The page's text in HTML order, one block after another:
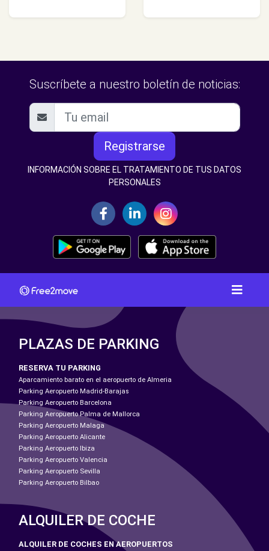
Suscríbete a nuestro boletín de noticias:
Registrarse
INFORMACIÓN SOBRE EL TRATAMIENTO DE TUS DATOS
PERSONALES
PLAZAS DE PARKING
RESERVA TU PARKING
Aparcamiento barato en el aeropuerto de Almeria
Parking Aeropuerto Madrid-Barajas
Parking Aeropuerto Barcelona
Parking Aeropuerto Palma de Mallorca
Parking Aeropuerto Malaga
Parking Aeropuerto Alicante
Parking Aeropuerto Ibiza
Parking Aeropuerto Valencia
Parking Aeropuerto Sevilla
Parking Aeropuerto Bilbao
ALQUILER DE COCHE
ALQUILER DE COCHES EN AEROPUERTOS